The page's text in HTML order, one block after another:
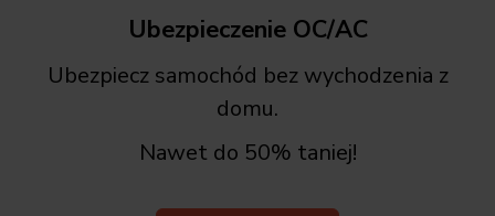
Ubezpieczenie OC/AC
Ubezpiecz samochód bez wychodzenia z
domu.
Nawet do 50% taniej!